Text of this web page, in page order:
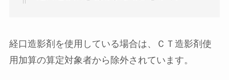
経口造影剤を使用している場合は、ＣＴ造影剤使
用加算の算定対象者から除外されています。